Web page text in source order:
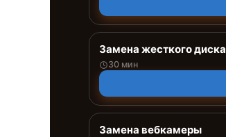
Замена жесткого диска
30 мин
Замена вебкамеры